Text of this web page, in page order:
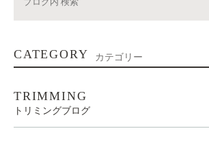
CATEGORY カテゴリー
TRIMMING
トリミングブログ